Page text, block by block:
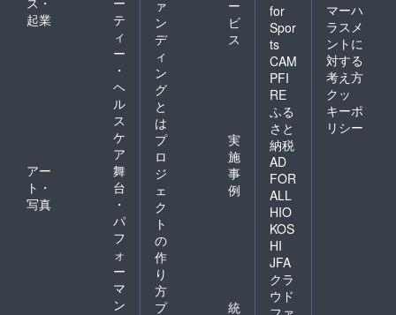
起業
テ
ィ
ー
・
ヘ
ル
ス
ケ
ア
アー
ト・
写真
舞
台
・
パ
フ
ォ
ー
マ
ン
ァ
ン
デ
ィ
ン
グ
と
は
ー
ビ
ス
プ
ロ
ジ
ェ
ク
ト
の
作
り
方
実
施
事
例
プ
統
for
Spor
ts
CAM
PFI
RE
ふる
さと
納税
AD
FOR
ALL
HIO
KOS
HI
JFA
クラ
ウド
マーハ
ラスメ
ントに
対する
考え方
クッ
キーポ
リシー